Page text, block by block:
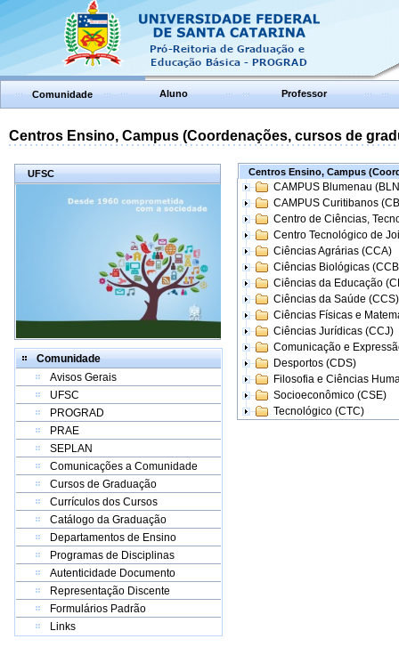
Comunidade Aluno Professor
Centros Ensino, Campus (Coordenações, cursos de
UFSC
Comunidade
Avisos Gerais
UFSC
PROGRAD
PRAE
SEPLAN
Comunicações a Comunidade
Cursos de Graduação
Currículos dos Cursos
Catálogo da Graduação
Departamentos de Ensino
Programas de Disciplinas
Autenticidade Documento
Representação Discente
Formulários Padrão
Links
Centros Ensino, Campus
CAMPUS Blumenau
CAMPUS Curitibanos
Centro de Ciências,
Centro Tecnológico de
Ciências Agrárias (CCA)
Ciências Biológicas
Ciências da Educação
Ciências da Saúde (CCS)
Ciências Físicas e
Ciências Jurídicas (CCJ)
Comunicação e
Desportos (CDS)
Filosofia e Ciências
Socioeconômico (CSE)
Tecnológico (CTC)